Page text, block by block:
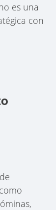
es una
con